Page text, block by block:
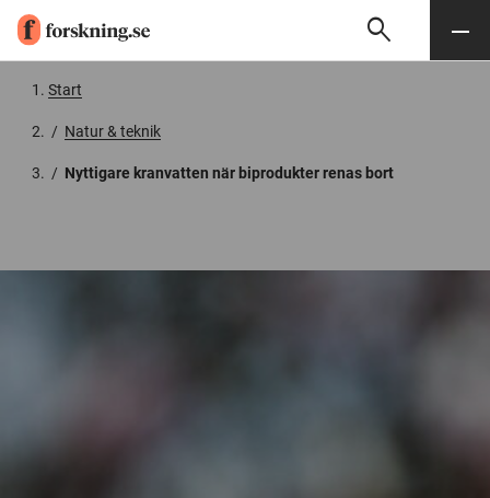
Söksearch Meny
Start
/ Natur & teknik
/ Nyttigare kranvatten när biprodukter renas bort